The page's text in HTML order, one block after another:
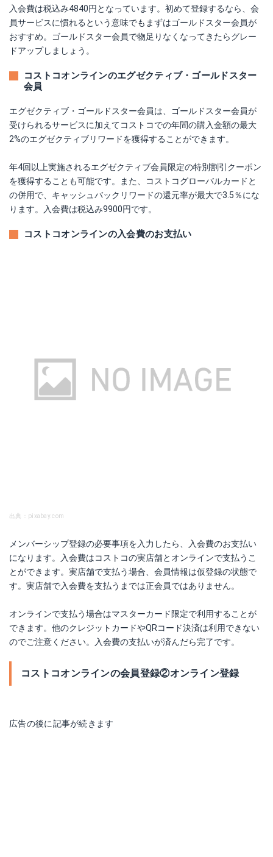
入会費は税込み4840円となっています。初めて登録するなら、会
員サービスに慣れるという意味でもまずはゴールドスター会員が
おすすめ。ゴールドスター会員で物足りなくなってきたらグレー
ドアップしましょう。
コストコオンラインのエグゼクティブ・ゴールドスター
会員
エグゼクティブ・ゴールドスター会員は、ゴールドスター会員が
受けられるサービスに加えてコストコでの年間の購入金額の最大
2%のエグゼクティブリワードを獲得することができます。
年4回以上実施されるエグゼクティブ会員限定の特別割引クーポン
を獲得することも可能です。また、コストコグローバルカードと
の併用で、キャッシュバックリワードの還元率が最大で3.5％にな
ります。入会費は税込み9900円です。
コストコオンラインの入会費のお支払い
出典：pixabay.com
メンバーシップ登録の必要事項を入力したら、入会費のお支払い
になります。入会費はコストコの実店舗とオンラインで支払うこ
とができます。実店舗で支払う場合、会員情報は仮登録の状態で
す。実店舗で入会費を支払うまでは正会員ではありません。
オンラインで支払う場合はマスターカード限定で利用することが
できます。他のクレジットカードやQRコード決済は利用できない
のでご注意ください。入会費の支払いが済んだら完了です。
コストコオンラインの会員登録②オンライン登録
広告の後に記事が続きます